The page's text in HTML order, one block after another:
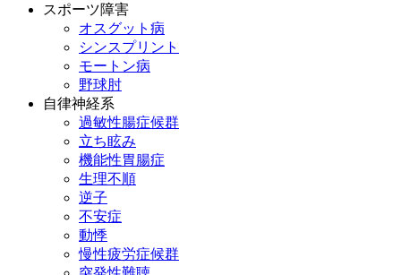
スポーツ障害
オスグット病
シンスプリント
モートン病
野球肘
自律神経系
過敏性腸症候群
立ち眩み
機能性胃腸症
生理不順
逆子
不安症
動悸
慢性疲労症候群